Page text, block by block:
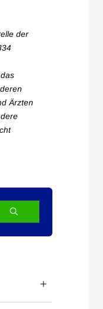
der
Ärzten